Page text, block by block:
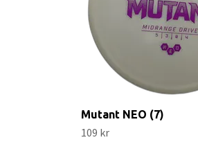
Mutant NEO (7)
109 kr